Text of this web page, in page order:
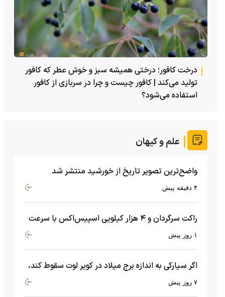
درخت کافور؛ درختی همیشه سبز و خوش عطر که کافور
تولید می‌کند | کافور چیست و چرا در سربازی از کافور
استفاده می‌شود؟
علم و کیهان
واضح‌ترین تصویر تاریخ از خورشید منتشر شد
۴ دقیقه پیش
راکت سرگردان و ۴ هزار کیلویی اسپیس‌اکس با سرعت
هشت هزار و ۶۹۰ کیلومتر در ساعت به ماه برخورد کرد۱ روز پیش
اگر سیارکی به اندازه برج میلاد در کویر لوت سقوط کند،
چه اتفاقی می‌افتد؟
۷ روز پیش